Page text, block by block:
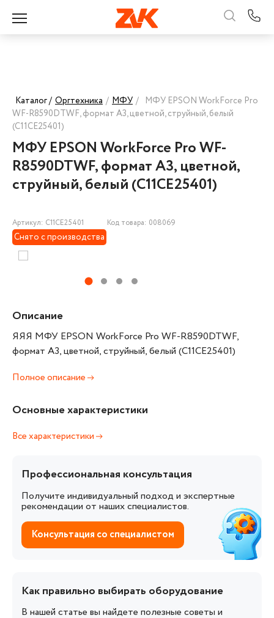
Каталог / Оргтехника / МФУ / МФУ EPSON WorkForce Pro
WF-R8590DTWF, формат А3, цветной, струйный, белый
(C11CE25401)
МФУ EPSON WorkForce Pro WF-
R8590DTWF, формат А3, цветной,
струйный, белый (C11CE25401)
Артикул: C11CE25401 Код товара: 008069
Снято с производства
Описание
ЯЯЯ МФУ EPSON WorkForce Pro WF-R8590DTWF,
формат А3, цветной, струйный, белый (C11CE25401)
Полное описание
Основные характеристики
Все характеристики
Профессиональная консультация
Получите индивидуальный подход и экспертные
рекомендации от наших специалистов.
Консультация со специалистом
Как правильно выбирать оборудование
В нашей статье вы найдете полезные советы и